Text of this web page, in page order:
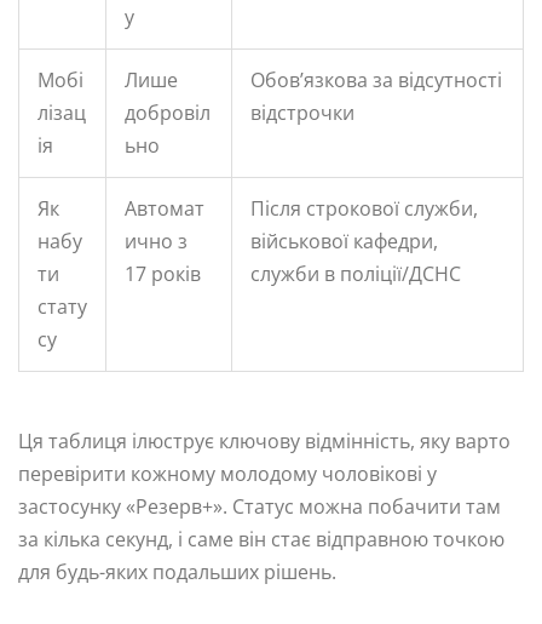
у
Мобі
лізац
ія
Лише
добровіл
ьно
Обов’язкова за відсутності
відстрочки
Як
набу
ти
стату
су
Автомат
ично з
17 років
Після строкової служби,
військової кафедри,
служби в поліції/ДСНС
Ця таблиця ілюструє ключову відмінність, яку варто
перевірити кожному молодому чоловікові у
застосунку «Резерв+». Статус можна побачити там
за кілька секунд, і саме він стає відправною точкою
для будь-яких подальших рішень.